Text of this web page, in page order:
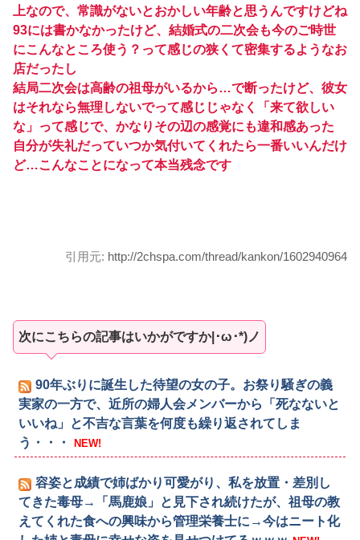
上なので、常識がないとおかしい年齢と思うんですけどね
93には書かなかったけど、結婚式の二次会も今のご時世
にこんなところ使う？って感じの狭くて密集するようなお
店だったし
結局二次会は高齢の祖母がいるから…で断ったけど、彼女
はそれなら無理しないでって感じじゃなく「来て欲しい
な」って感じで、かなりその辺の感覚にも違和感あった
自分が失礼だっていつか気付いてくれたら一番いいんだけ
ど…こんなことになって本当残念です
引用元: http://2chspa.com/thread/kankon/1602940964
次にこちらの記事はいかがですか|･ω･*)ノ
90年ぶりに誕生した待望の女の子。お祭り騒ぎの義
実家の一方で、近所の婦人会メンバーから「死なないと
いいね」と不吉な言葉を何度も繰り返されてしま
う・・・
NEW!
容姿と成績で姉ばかり可愛がり、私を放置・差別し
てきた毒母→「馬鹿娘」と見下され続けたが、祖母の教
えてくれた食への興味から管理栄養士に→今はニート化